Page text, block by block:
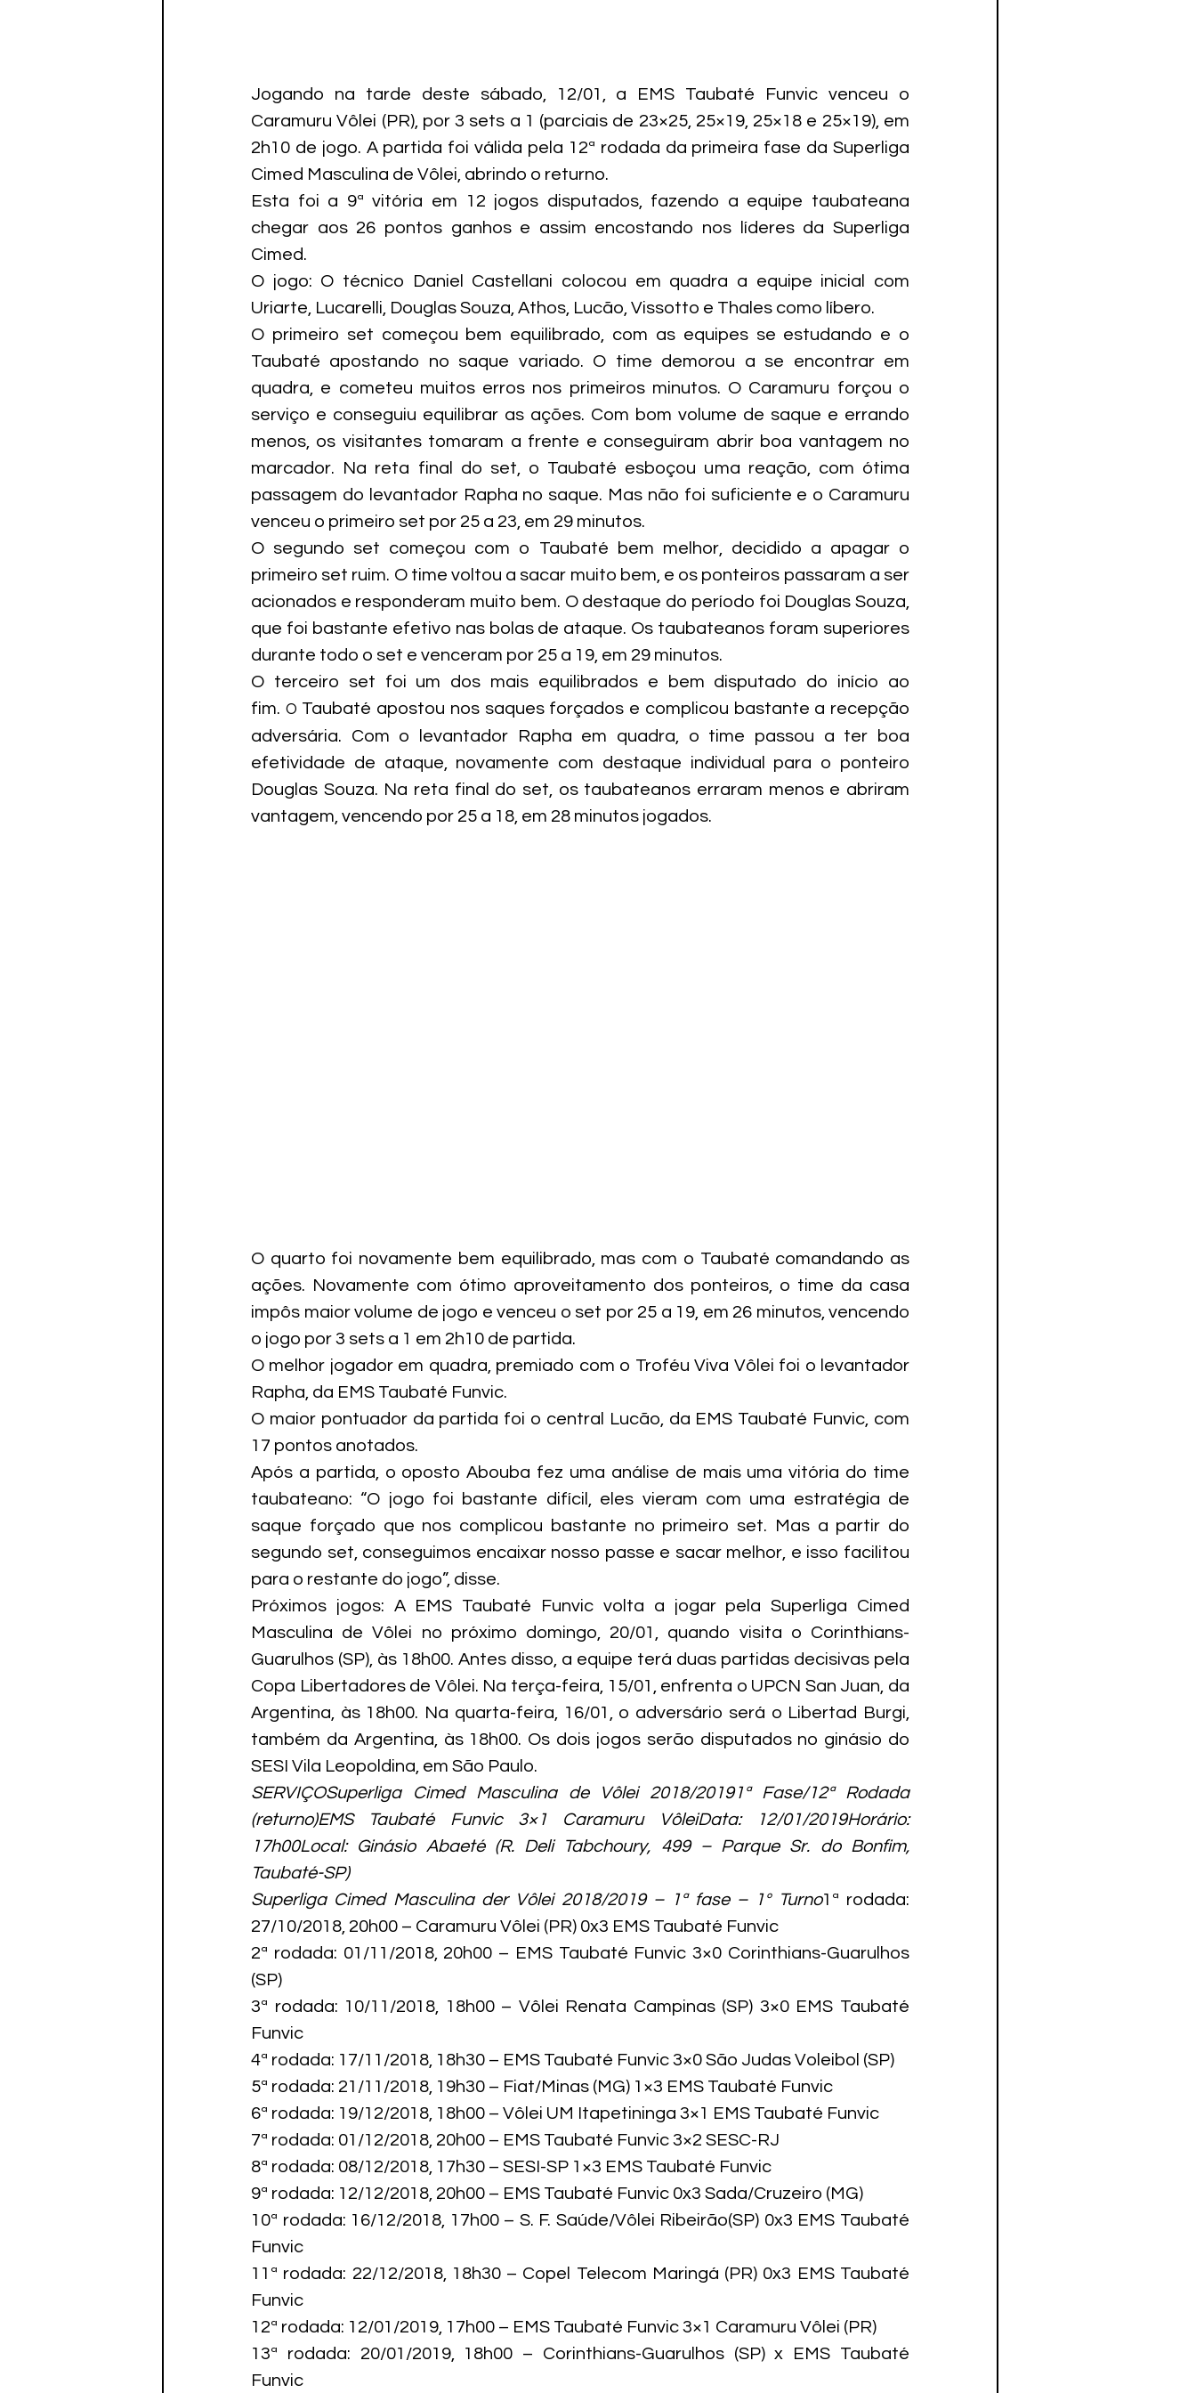
Jogando na tarde deste sábado, 12/01, a EMS Taubaté Funvic venceu o
Caramuru Vôlei (PR), por 3 sets a 1 (parciais de 23×25, 25×19, 25×18 e 25×19), em
2h10 de jogo. A partida foi válida pela 12ª rodada da primeira fase da Superliga
Cimed Masculina de Vôlei, abrindo o returno.
Esta foi a 9ª vitória em 12 jogos disputados, fazendo a equipe taubateana
chegar aos 26 pontos ganhos e assim encostando nos líderes da Superliga
Cimed.
O jogo: O técnico Daniel Castellani colocou em quadra a equipe inicial com
Uriarte, Lucarelli, Douglas Souza, Athos, Lucão, Vissotto e Thales como líbero.
O primeiro set começou bem equilibrado, com as equipes se estudando e o
Taubaté apostando no saque variado. O time demorou a se encontrar em
quadra, e cometeu muitos erros nos primeiros minutos. O Caramuru forçou o
serviço e conseguiu equilibrar as ações. Com bom volume de saque e errando
menos, os visitantes tomaram a frente e conseguiram abrir boa vantagem no
marcador. Na reta final do set, o Taubaté esboçou uma reação, com ótima
passagem do levantador Rapha no saque. Mas não foi suficiente e o Caramuru
venceu o primeiro set por 25 a 23, em 29 minutos.
O segundo set começou com o Taubaté bem melhor, decidido a apagar o
primeiro set ruim. O time voltou a sacar muito bem, e os ponteiros passaram a ser
acionados e responderam muito bem. O destaque do período foi Douglas Souza,
que foi bastante efetivo nas bolas de ataque. Os taubateanos foram superiores
durante todo o set e venceram por 25 a 19, em 29 minutos.
O terceiro set foi um dos mais equilibrados e bem disputado do início ao
fim. O Taubaté apostou nos saques forçados e complicou bastante a recepção
adversária. Com o levantador Rapha em quadra, o time passou a ter boa
efetividade de ataque, novamente com destaque individual para o ponteiro
Douglas Souza. Na reta final do set, os taubateanos erraram menos e abriram
vantagem, vencendo por 25 a 18, em 28 minutos jogados.
O quarto foi novamente bem equilibrado, mas com o Taubaté comandando as
ações. Novamente com ótimo aproveitamento dos ponteiros, o time da casa
impôs maior volume de jogo e venceu o set por 25 a 19, em 26 minutos, vencendo
o jogo por 3 sets a 1 em 2h10 de partida.
O melhor jogador em quadra, premiado com o Troféu Viva Vôlei foi o levantador
Rapha, da EMS Taubaté Funvic.
O maior pontuador da partida foi o central Lucão, da EMS Taubaté Funvic, com
17 pontos anotados.
Após a partida, o oposto Abouba fez uma análise de mais uma vitória do time
taubateano: “O jogo foi bastante difícil, eles vieram com uma estratégia de
saque forçado que nos complicou bastante no primeiro set. Mas a partir do
segundo set, conseguimos encaixar nosso passe e sacar melhor, e isso facilitou
para o restante do jogo”, disse.
Próximos jogos: A EMS Taubaté Funvic volta a jogar pela Superliga Cimed
Masculina de Vôlei no próximo domingo, 20/01, quando visita o Corinthians-
Guarulhos (SP), às 18h00. Antes disso, a equipe terá duas partidas decisivas pela
Copa Libertadores de Vôlei. Na terça-feira, 15/01, enfrenta o UPCN San Juan, da
Argentina, às 18h00. Na quarta-feira, 16/01, o adversário será o Libertad Burgi,
também da Argentina, às 18h00. Os dois jogos serão disputados no ginásio do
SESI Vila Leopoldina, em São Paulo.
SERVIÇOSuperliga Cimed Masculina de Vôlei 2018/20191ª Fase/12ª Rodada
(returno)EMS Taubaté Funvic 3×1 Caramuru VôleiData: 12/01/2019Horário:
17h00Local: Ginásio Abaeté (R. Deli Tabchoury, 499 – Parque Sr. do Bonfim,
Taubaté-SP)
Superliga Cimed Masculina der Vôlei 2018/2019 – 1ª fase – 1º Turno1ª rodada:
27/10/2018, 20h00 – Caramuru Vôlei (PR) 0x3 EMS Taubaté Funvic
2ª rodada: 01/11/2018, 20h00 – EMS Taubaté Funvic 3×0 Corinthians-Guarulhos
(SP)
3ª rodada: 10/11/2018, 18h00 – Vôlei Renata Campinas (SP) 3×0 EMS Taubaté
Funvic
4ª rodada: 17/11/2018, 18h30 – EMS Taubaté Funvic 3×0 São Judas Voleibol (SP)
5ª rodada: 21/11/2018, 19h30 – Fiat/Minas (MG) 1×3 EMS Taubaté Funvic
6ª rodada: 19/12/2018, 18h00 – Vôlei UM Itapetininga 3×1 EMS Taubaté Funvic
7ª rodada: 01/12/2018, 20h00 – EMS Taubaté Funvic 3×2 SESC-RJ
8ª rodada: 08/12/2018, 17h30 – SESI-SP 1×3 EMS Taubaté Funvic
9ª rodada: 12/12/2018, 20h00 – EMS Taubaté Funvic 0x3 Sada/Cruzeiro (MG)
10ª rodada: 16/12/2018, 17h00 – S. F. Saúde/Vôlei Ribeirão(SP) 0x3 EMS Taubaté
Funvic
11ª rodada: 22/12/2018, 18h30 – Copel Telecom Maringá (PR) 0x3 EMS Taubaté
Funvic
12ª rodada: 12/01/2019, 17h00 – EMS Taubaté Funvic 3×1 Caramuru Vôlei (PR)
13ª rodada: 20/01/2019, 18h00 – Corinthians-Guarulhos (SP) x EMS Taubaté
Funvic